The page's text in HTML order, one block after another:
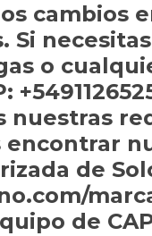
cambios
Si
o
encontrar
de
de